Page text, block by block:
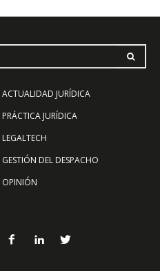
ACTUALIDAD JURÍDICA
PRÁCTICA JURÍDICA
LEGALTECH
GESTIÓN DEL DESPACHO
OPINIÓN